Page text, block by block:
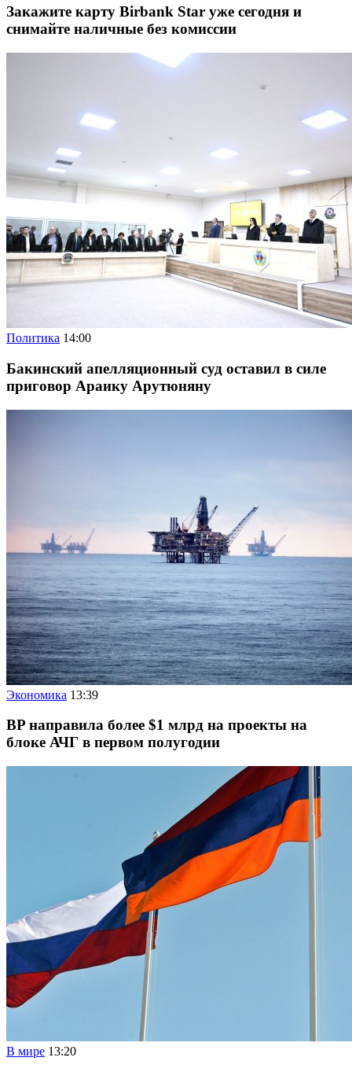
Закажите карту Birbank Star уже сегодня и
снимайте наличные без комиссии
Политика 14:00
Бакинский апелляционный суд оставил в силе
приговор Араику Арутюняну
Экономика 13:39
BP направила более $1 млрд на проекты на
блоке АЧГ в первом полугодии
В мире 13:20